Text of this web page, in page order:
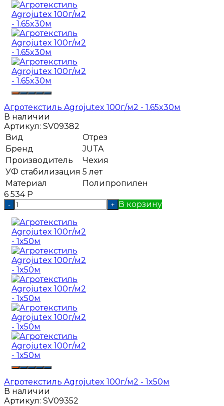
Агротекстиль Agrojutex 100г/м2 - 1.65x30м
В наличии
Артикул: SV09382
Вид
Отрез
Бренд
JUTA
Производитель
Чехия
УФ стабилизация 5 лет
Материал
Полипропилен
6 534 Р
- + В корзину
Агротекстиль Agrojutex 100г/м2 - 1x50м
В наличии
Артикул: SV09352